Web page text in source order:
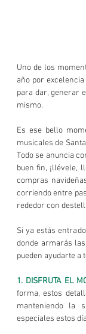
Uno de los
año por
para dar, generar
mismo.
Es ese bello
musicales de
Todo se anuncia
buen fin, ¡llévele,
compras
corriendo entre
rededor con
Si ya estás
donde armarás
pueden ayudarte a
1. DISFRUTA EL
forma, estos
manteniendo la
especiales estos